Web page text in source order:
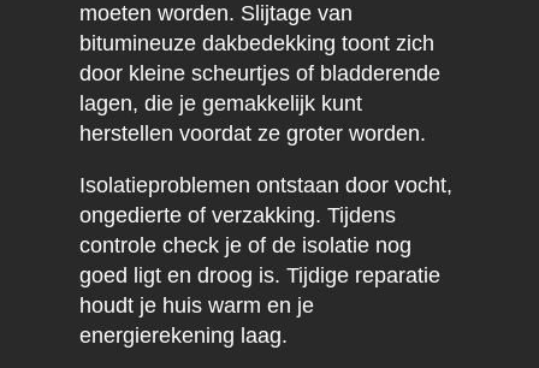
moeten worden. Slijtage van
bitumineuze dakbedekking toont zich
door kleine scheurtjes of bladderende
lagen, die je gemakkelijk kunt
herstellen voordat ze groter worden.
Isolatieproblemen ontstaan door vocht,
ongedierte of verzakking. Tijdens
controle check je of de isolatie nog
goed ligt en droog is. Tijdige reparatie
houdt je huis warm en je
energierekening laag.